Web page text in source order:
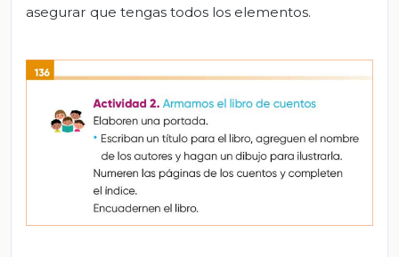
asegurar que tengas todos los elementos.